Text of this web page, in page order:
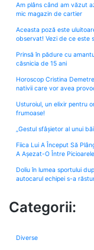
Am plâns când am văzut
mic magazin de cartier
Aceasta poză este
observat! Vezi de ce este
Prinsă în pădure cu
căsnicia de 15 ani
Horoscop Cristina
nativii care vor avea
Usturoiul, un elixir pentru
frumoase!
„Gestul sfâșietor al unui
Fiica Lui A Început Să
A Așezat-O Între
Doliu în lumea sportului
autocarul echipei s-a
Categorii:
Diverse